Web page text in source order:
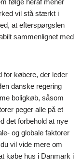
følge heraf mener
vil stå stærkt i
at efterspørgslen
sammenlignet med
for købere, der leder
danske regering
boligkøb, såsom
peger alle på et
det forbehold at nye
og globale faktorer
vil vide mere om
købe hus i Danmark i